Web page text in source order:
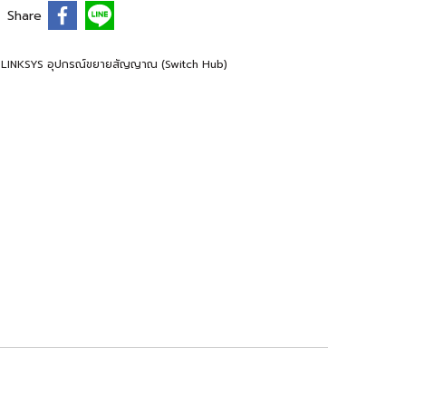
Share
LINKSYS อุปกรณ์ขยายสัญญาณ (Switch Hub)